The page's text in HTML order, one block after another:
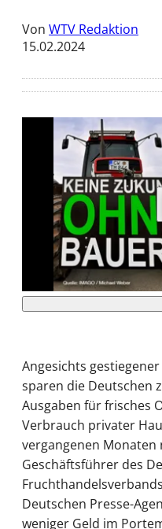
Von WTV Redaktion
15.02.2024
Mit der
Daten an
Hinweise dazu erhalten
Angesichts
sparen die Deutschen
Ausgaben für frisches
Verbrauch privater
vergangenen Monaten
Geschäftsführer des
Deutschen Presse-
weniger Geld im